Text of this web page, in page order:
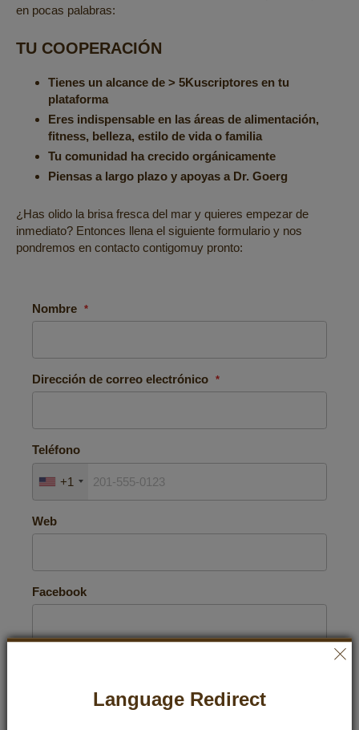
en pocas palabras:
TU COOPERACIÓN
Tienes un alcance de > 5Kuscriptores en tu
plataforma
Eres indispensable en las áreas de alimentación,
fitness, belleza, estilo de vida o familia
Tu comunidad ha crecido orgánicamente
Piensas a largo plazo y apoyas a Dr. Goerg
¿Has olido la brisa fresca del mar y quieres empezar de
inmediato? Entonces llena el siguiente formulario y nos
pondremos en contacto contigomuy pronto:
Nombre
Dirección de correo electrónico
Teléfono
+1
Web
Facebook
Language Redirect